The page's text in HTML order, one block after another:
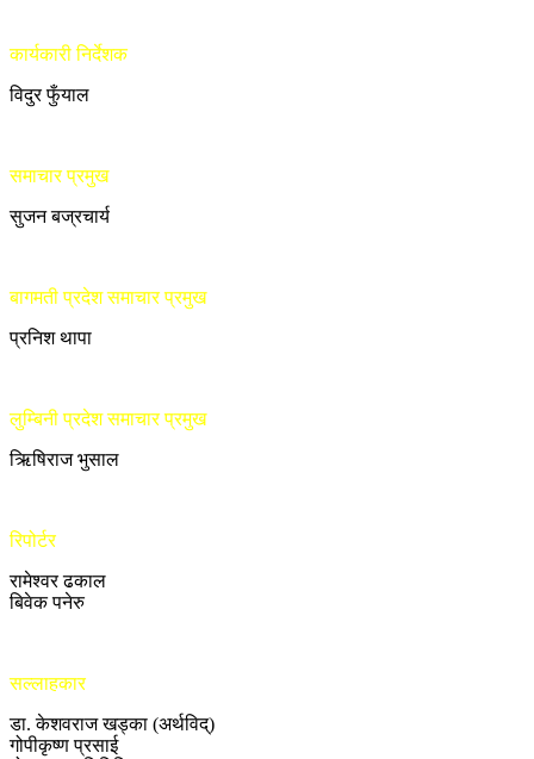
कार्यकारी निर्देशक
विदुर फुँयाल
समाचार प्रमुख
सुजन बज्रचार्य
बागमती प्रदेश समाचार प्रमुख
प्रनिश थापा
लुम्बिनी प्रदेश समाचार प्रमुख
ऋिषिराज भुसाल
रिपोर्टर
रामेश्वर ढकाल
बिवेक पनेरु
सल्लाहकार
डा. केशवराज खड्का (अर्थविद्)
गोपीकृष्ण प्रसाई